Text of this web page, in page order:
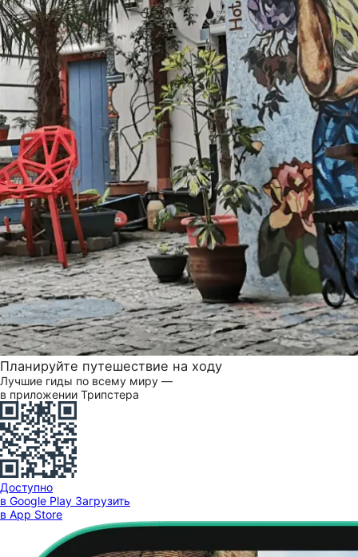
Планируйте путешествие на ходу
Лучшие гиды по всему миру —
в приложении Трипстера
Доступно
в Google Play Загрузить
в App Store